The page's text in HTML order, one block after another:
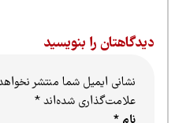
را بنویسید
نشانی ایمیل شما منتشر نخواهد شد.
علامت‌گذاری شده‌اند*